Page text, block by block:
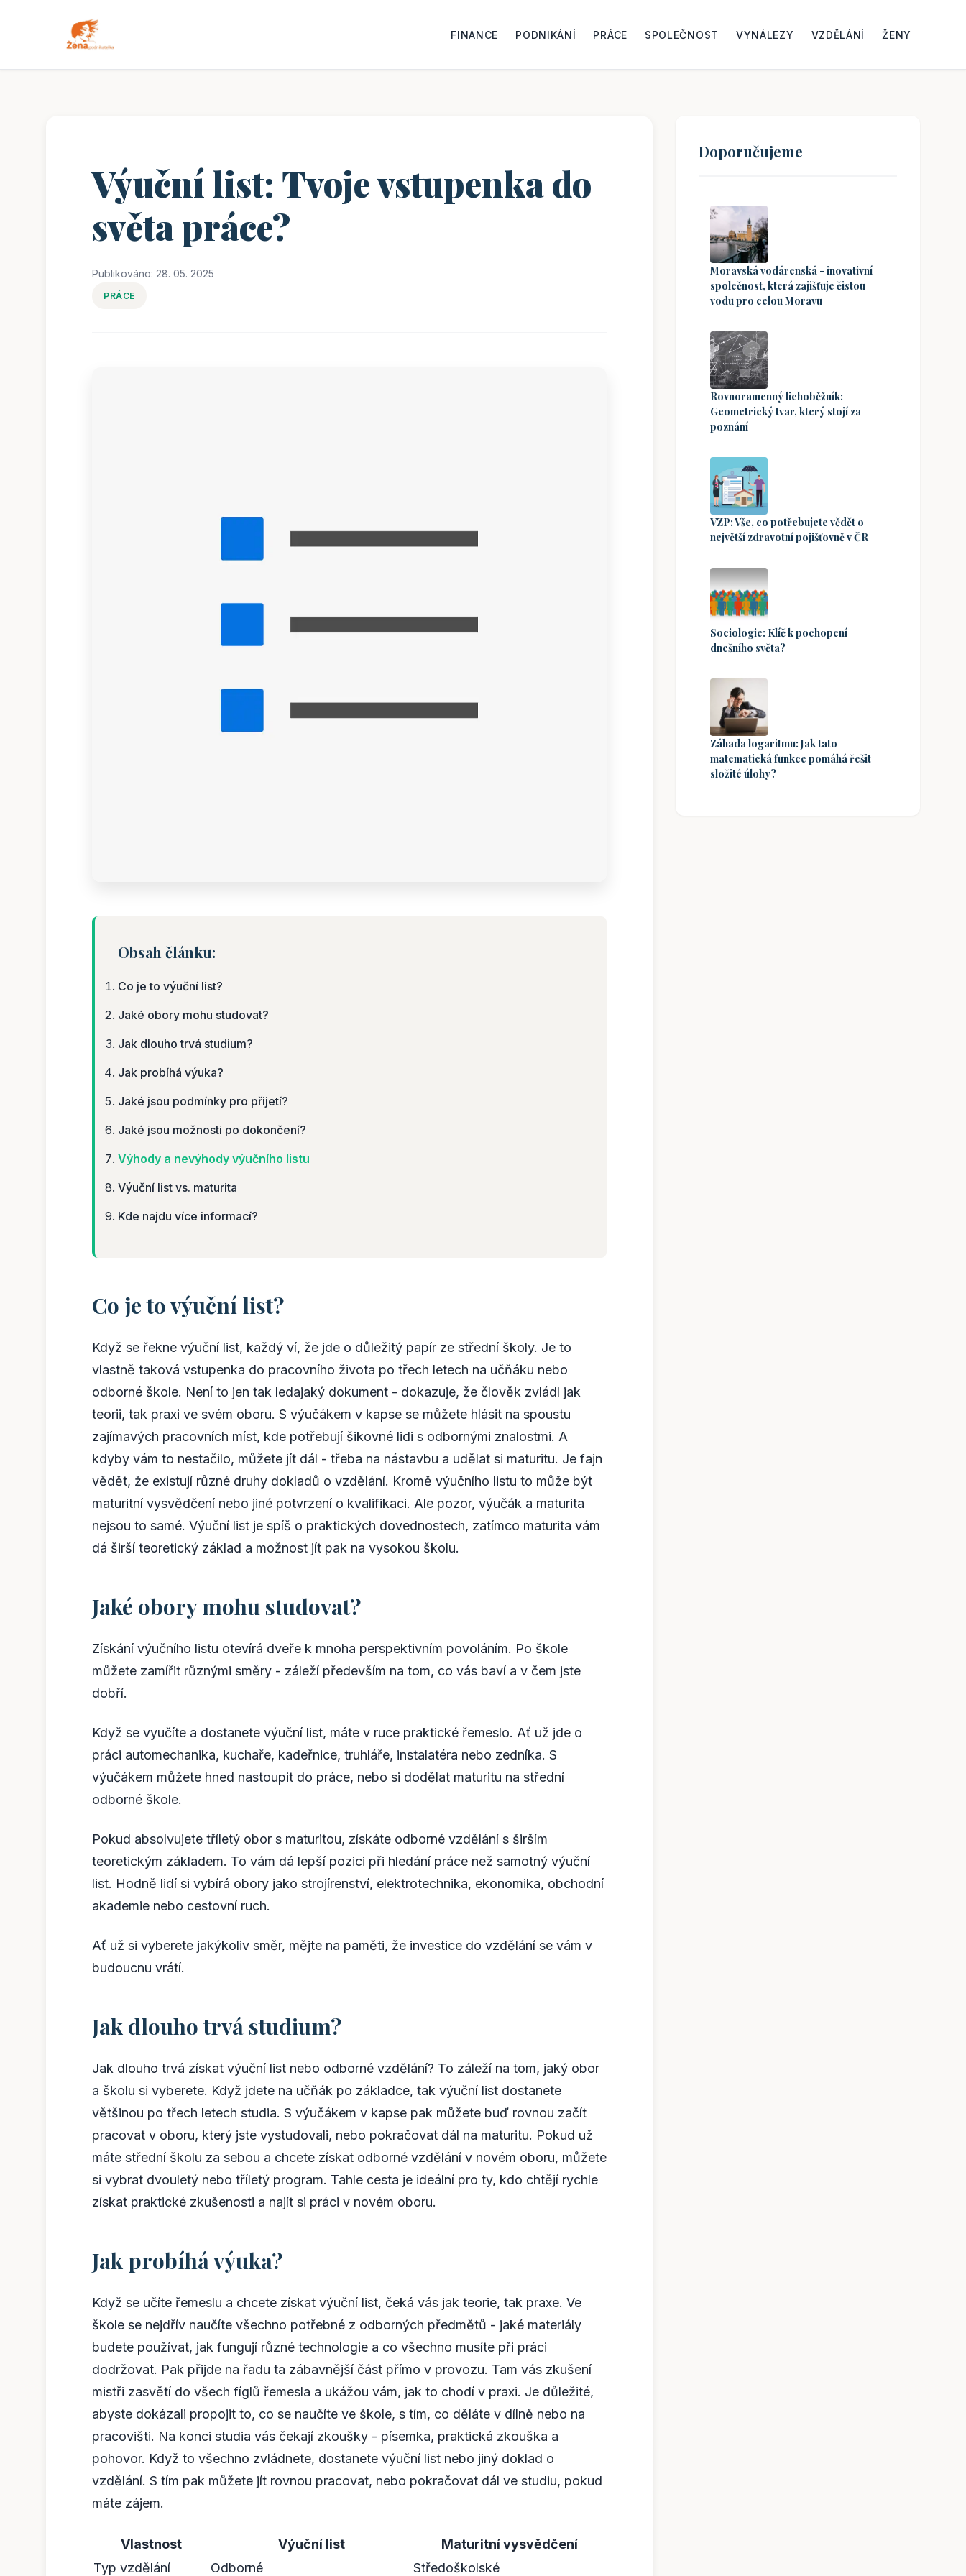
FINANCE PODNIKÁNÍ PRÁCE SPOLEČNOST VYNÁLEZY VZDĚLÁNÍ ŽENY
Výuční list: Tvoje vstupenka do
světa práce?
Publikováno: 28. 05. 2025
PRÁCE
Obsah článku:
Co je to výuční list?
Jaké obory mohu studovat?
Jak dlouho trvá studium?
Jak probíhá výuka?
Jaké jsou podmínky pro přijetí?
Jaké jsou možnosti po dokončení?
Výhody a nevýhody výučního listu
Výuční list vs. maturita
Kde najdu více informací?
Co je to výuční list?
Když se řekne výuční list, každý ví, že jde o důležitý papír ze střední školy. Je to
vlastně taková vstupenka do pracovního života po třech letech na učňáku nebo
odborné škole. Není to jen tak ledajaký dokument - dokazuje, že člověk zvládl jak
teorii, tak praxi ve svém oboru. S výučákem v kapse se můžete hlásit na spoustu
zajímavých pracovních míst, kde potřebují šikovné lidi s odbornými znalostmi. A
kdyby vám to nestačilo, můžete jít dál - třeba na nástavbu a udělat si maturitu. Je fajn
vědět, že existují různé druhy dokladů o vzdělání. Kromě výučního listu to může být
maturitní vysvědčení nebo jiné potvrzení o kvalifikaci. Ale pozor, výučák a maturita
nejsou to samé. Výuční list je spíš o praktických dovednostech, zatímco maturita vám
dá širší teoretický základ a možnost jít pak na vysokou školu.
Jaké obory mohu studovat?
Získání výučního listu otevírá dveře k mnoha perspektivním povoláním. Po škole
můžete zamířit různými směry - záleží především na tom, co vás baví a v čem jste
dobří.
Když se vyučíte a dostanete výuční list, máte v ruce praktické řemeslo. Ať už jde o
práci automechanika, kuchaře, kadeřnice, truhláře, instalatéra nebo zedníka. S
výučákem můžete hned nastoupit do práce, nebo si dodělat maturitu na střední
odborné škole.
Pokud absolvujete tříletý obor s maturitou, získáte odborné vzdělání s širším
teoretickým základem. To vám dá lepší pozici při hledání práce než samotný výuční
list. Hodně lidí si vybírá obory jako strojírenství, elektrotechnika, ekonomika, obchodní
akademie nebo cestovní ruch.
Ať už si vyberete jakýkoliv směr, mějte na paměti, že investice do vzdělání se vám v
budoucnu vrátí.
Jak dlouho trvá studium?
Jak dlouho trvá získat výuční list nebo odborné vzdělání? To záleží na tom, jaký obor
a školu si vyberete. Když jdete na učňák po základce, tak výuční list dostanete
většinou po třech letech studia. S výučákem v kapse pak můžete buď rovnou začít
pracovat v oboru, který jste vystudovali, nebo pokračovat dál na maturitu. Pokud už
máte střední školu za sebou a chcete získat odborné vzdělání v novém oboru, můžete
si vybrat dvouletý nebo tříletý program. Tahle cesta je ideální pro ty, kdo chtějí rychle
získat praktické zkušenosti a najít si práci v novém oboru.
Jak probíhá výuka?
Když se učíte řemeslu a chcete získat výuční list, čeká vás jak teorie, tak praxe. Ve
škole se nejdřív naučíte všechno potřebné z odborných předmětů - jaké materiály
budete používat, jak fungují různé technologie a co všechno musíte při práci
dodržovat. Pak přijde na řadu ta zábavnější část přímo v provozu. Tam vás zkušení
mistři zasvětí do všech fíglů řemesla a ukážou vám, jak to chodí v praxi. Je důležité,
abyste dokázali propojit to, co se naučíte ve škole, s tím, co děláte v dílně nebo na
pracovišti. Na konci studia vás čekají zkoušky - písemka, praktická zkouška a
pohovor. Když to všechno zvládnete, dostanete výuční list nebo jiný doklad o
vzdělání. S tím pak můžete jít rovnou pracovat, nebo pokračovat dál ve studiu, pokud
máte zájem.
Vlastnost Výuční list
Maturitní vysvědčení
Typ vzdělání
Odborné Středoškolské
Doporučujeme
Moravská vodárenská - inovativní
společnost, která zajišťuje čistou
vodu pro celou Moravu
Rovnoramenný lichoběžník:
Geometrický tvar, který stojí za
poznání
VZP: Vše, co potřebujete vědět o
největší zdravotní pojišťovně v ČR
Sociologie: Klíč k pochopení
dnešního světa?
Záhada logaritmu: Jak tato
matematická funkce pomáhá řešit
složité úlohy?